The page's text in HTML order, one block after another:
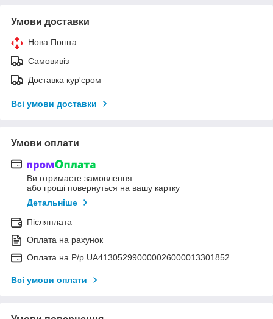
Умови доставки
Нова Пошта
Самовивіз
Доставка кур'єром
Всі умови доставки
Умови оплати
Ви отримаєте замовлення
або гроші повернуться на вашу картку
Детальніше
Післяплата
Оплата на рахунок
Оплата на Р/р UA413052990000026000013301852
Всі умови оплати